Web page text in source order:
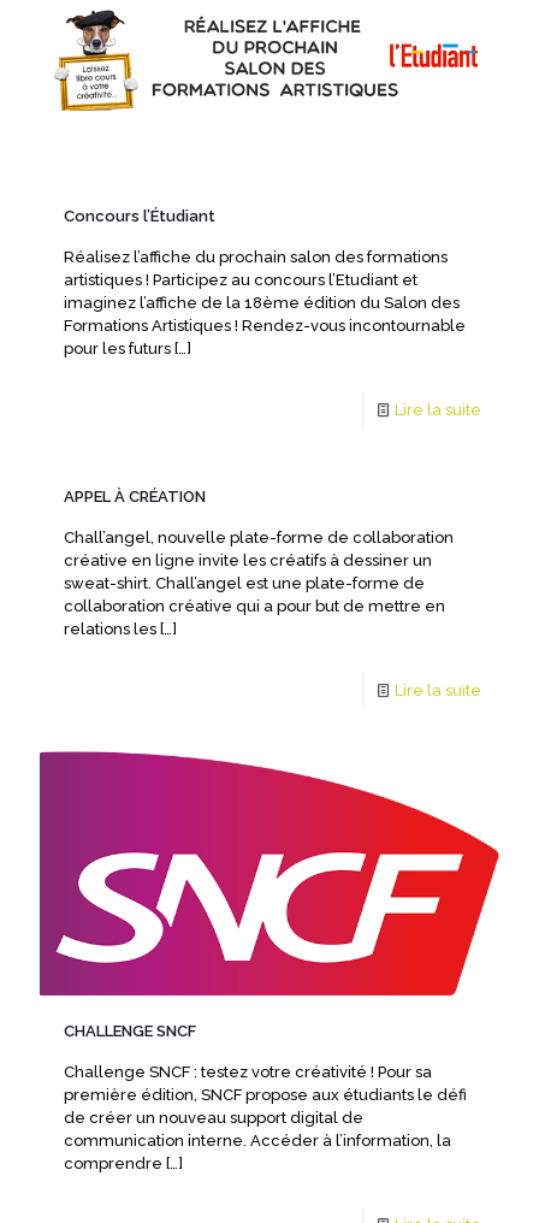
Concours l’Étudiant
Réalisez l’affiche du prochain salon des formations
artistiques ! Participez au concours l’Etudiant et
imaginez l’affiche de la 18ème édition du Salon des
Formations Artistiques ! Rendez-vous incontournable
pour les futurs […]
Lire la suite
APPEL À CRÉATION
Chall’angel, nouvelle plate-forme de collaboration
créative en ligne invite les créatifs à dessiner un
sweat-shirt. Chall’angel est une plate-forme de
collaboration créative qui a pour but de mettre en
relations les […]
Lire la suite
CHALLENGE SNCF
Challenge SNCF : testez votre créativité ! Pour sa
première édition, SNCF propose aux étudiants le défi
de créer un nouveau support digital de
communication interne. Accéder à l’information, la
comprendre […]